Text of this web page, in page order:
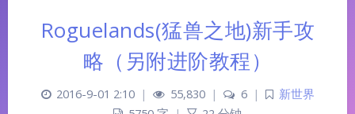
Roguelands(猛兽之地)新手攻
略（另附进阶教程）
2016-9-01 2:10 | 55,830 | 6 |
新世界